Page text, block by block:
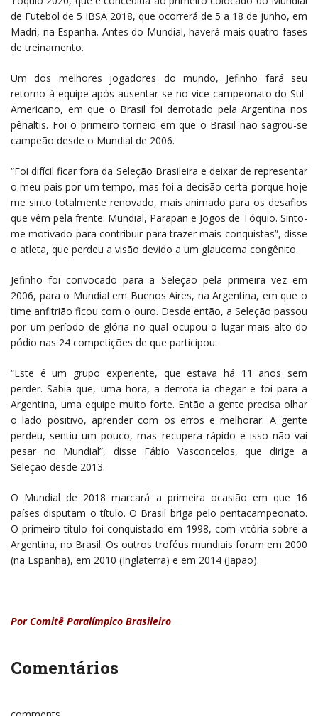
de Futebol de 5 IBSA 2018, que ocorrerá de 5 a 18 de junho, em
Madri, na Espanha. Antes do Mundial, haverá mais quatro fases
de treinamento.
Um dos melhores jogadores do mundo, Jefinho fará seu
retorno à equipe após ausentar-se no vice-campeonato do Sul-
Americano, em que o Brasil foi derrotado pela Argentina nos
pênaltis. Foi o primeiro torneio em que o Brasil não sagrou-se
campeão desde o Mundial de 2006.
“Foi difícil ficar fora da Seleção Brasileira e deixar de representar
o meu país por um tempo, mas foi a decisão certa porque hoje
me sinto totalmente renovado, mais animado para os desafios
que vêm pela frente: Mundial, Parapan e Jogos de Tóquio. Sinto-
me motivado para contribuir para trazer mais conquistas”, disse
o atleta, que perdeu a visão devido a um glaucoma congênito.
Jefinho foi convocado para a Seleção pela primeira vez em
2006, para o Mundial em Buenos Aires, na Argentina, em que o
time anfitrião ficou com o ouro. Desde então, a Seleção passou
por um período de glória no qual ocupou o lugar mais alto do
pódio nas 24 competições de que participou.
“Este é um grupo experiente, que estava há 11 anos sem
perder. Sabia que, uma hora, a derrota ia chegar e foi para a
Argentina, uma equipe muito forte. Então a gente precisa olhar
o lado positivo, aprender com os erros e melhorar. A gente
perdeu, sentiu um pouco, mas recupera rápido e isso não vai
pesar no Mundial”, disse Fábio Vasconcelos, que dirige a
Seleção desde 2013.
O Mundial de 2018 marcará a primeira ocasião em que 16
países disputam o título. O Brasil briga pelo pentacampeonato.
O primeiro título foi conquistado em 1998, com vitória sobre a
Argentina, no Brasil. Os outros troféus mundiais foram em 2000
(na Espanha), em 2010 (Inglaterra) e em 2014 (Japão).
Por Comitê Paralímpico Brasileiro
Comentários